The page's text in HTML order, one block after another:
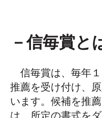
－信毎賞と
信毎賞は、毎年
推薦を受け付け、
います。候補を推